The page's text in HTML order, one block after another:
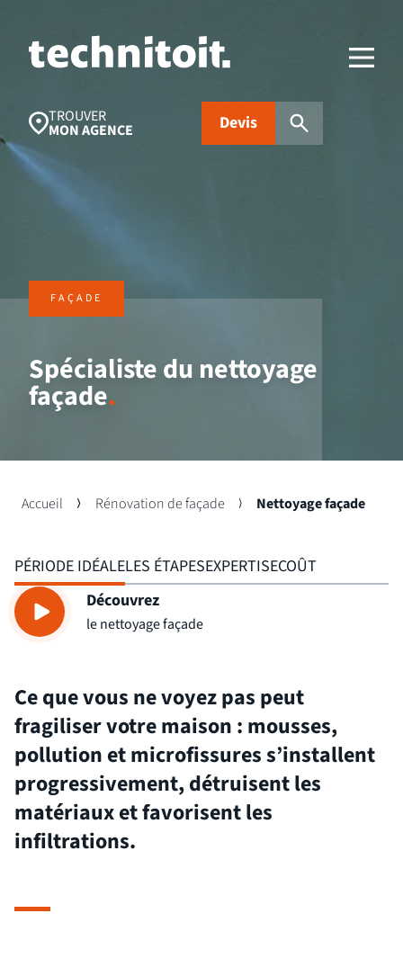
TROUVER
MON AGENCE Devis
FAÇADE
Spécialiste du nettoyage
façade.
Accueil Rénovation de façade Nettoyage façade
Découvrez
le nettoyage façade
PÉRIODE IDÉALELES ÉTAPESEXPERTISECOÛT
Ce que vous ne voyez pas peut
fragiliser votre maison : mousses,
pollution et microfissures s’installent
progressivement, détruisent les
matériaux et favorisent les
infiltrations.